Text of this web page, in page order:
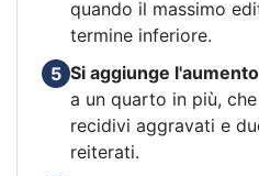
quando il massimo
termine inferiore.
5 Si aggiunge
a un quarto in più,
recidivi aggravati e
reiterati.